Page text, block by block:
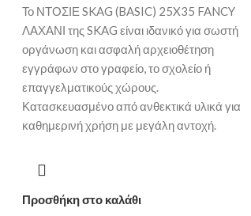
Το ΝΤΟΣΙΕ SKAG (BASIC) 25X35 FANCY
ΛΑΧΑΝΙ της SKAG είναι ιδανικό για σωστή
οργάνωση και ασφαλή αρχειοθέτηση
εγγράφων στο γραφείο, το σχολείο ή
επαγγελματικούς χώρους.
Κατασκευασμένο από ανθεκτικά υλικά για
καθημερινή χρήση με μεγάλη αντοχή.
Προσθήκη στο καλάθι